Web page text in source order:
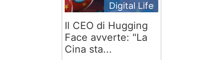
Digital Life
Il CEO di Hugging
Face avverte: "La
Cina sta...